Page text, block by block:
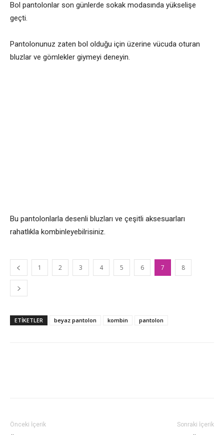
Bol pantolonlar son günlerde sokak modasında yükselişe
geçti.
Pantolonunuz zaten bol olduğu için üzerine vücuda oturan
bluzlar ve gömlekler giymeyi deneyin.
Bu pantolonlarla desenli bluzları ve çeşitli aksesuarları
rahatlıkla kombinleyebilrisiniz.
1 2 3 4 5 6 7 8
ETİKETLER beyaz pantolon kombin pantolon
Önceki İçerik Sonraki İçerik